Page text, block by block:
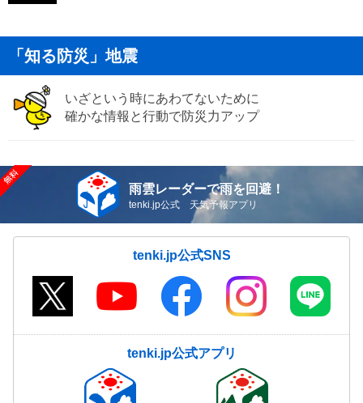
「知る防災」地震
いざという時にあわてないために
確かな情報と行動で防災力アップ
雨雲レーダーで雨を回避！
tenki.jp公式 天気予報アプリ
tenki.jp公式SNS
tenki.jp公式アプリ